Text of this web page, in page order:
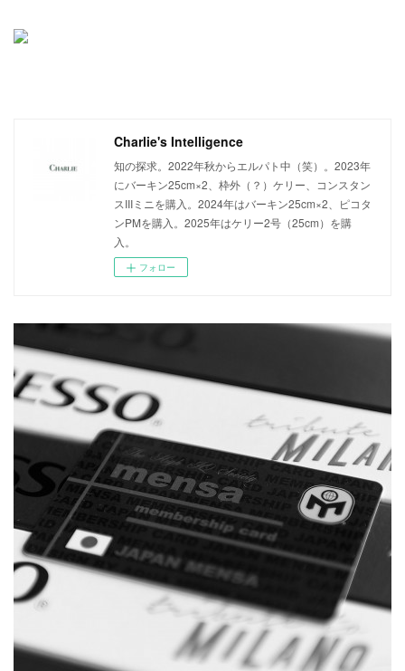
Charlie's Intelligence
知の探求。2022年秋からエルパト中（笑）。2023年
にバーキン25cm×2、枠外（？）ケリー、コンスタン
スIIIミニを購入。2024年はバーキン25cm×2、ピコタ
ンPMを購入。2025年はケリー2号（25cm）を購
入。
フォロー